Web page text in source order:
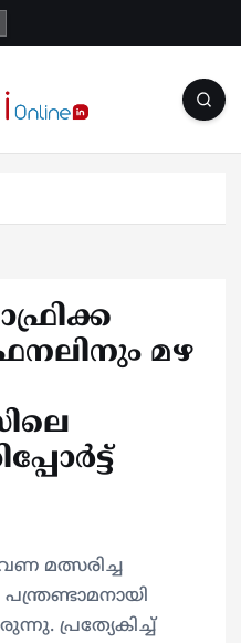
മഴ
മത്സരിച്ച
പ്രത്യേകിച്ച്